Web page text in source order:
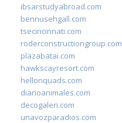
ibsarstudyabroad.com
bennusehgall.com
tsecincinnati.com
roderconstructiongroup.com
plazabatai.com
hawkscayresort.com
hellonquads.com
diarioanimales.com
decogaleri.com
unavozparadios.com